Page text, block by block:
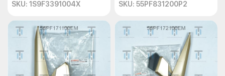
phần cũ một cách cẩn thận. Đồng thời, ghi nhớ vị trí và
Sau khi hoàn thành việc lắp ráp, đảm bảo rằng tất cả các
ốc vít và bộ phận đã được lắp chặt đúng cách bằng cách
kiểm tra lại từng phần nhằm đảm bảo tính an toàn và độ
bền cho xe.
SKU: 1S9F3391004X
SKU: 55PF831200P2